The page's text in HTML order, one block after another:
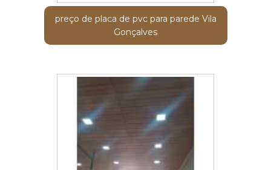
preço de placa de pvc para parede Vila
Gonçalves